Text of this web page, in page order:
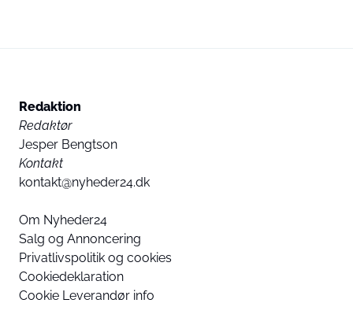
Redaktion
Redaktør
Jesper Bengtson
Kontakt
kontakt@nyheder24.dk
Om Nyheder24
Salg og Annoncering
Privatlivspolitik og cookies
Cookiedeklaration
Cookie Leverandør info